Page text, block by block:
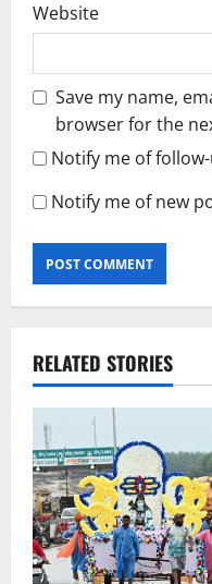
Website
Save my name,
browser for the
Notify me of
Notify me of new
RELATED STORIES